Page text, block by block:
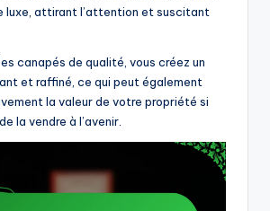
luxe, attirant l’attention et suscitant
canapés de qualité, vous créez un
et raffiné, ce qui peut également
la valeur de votre propriété si
la vendre à l’avenir.